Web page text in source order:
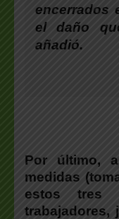
encerrados
el daño
añadió.
Por último,
medidas
estos tres
trabajadores,